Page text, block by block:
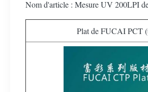
Nom d'article : Mesure UV 200LPI
Plat de FUCAI PCT